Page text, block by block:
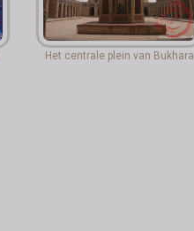
Het centrale plein van Bukhara